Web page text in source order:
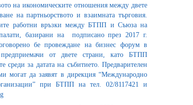
на икономическите отношения между двете
на партньорството и взаимната търговия.
работни връзки между БТПП и Съюза на
базирани на подписано през 2017 г.
бе провеждане на бизнес форум в
от двете страни, като БТПП
за датата на събитието. Предварителен
могат да заявят в дирекция “Международно
при БТПП на тел. 02/8117421 и